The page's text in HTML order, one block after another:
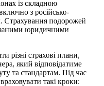
із складною
з російсько-
Страхування подорожей
юридичними
різні страхові плани,
який відповідатиме
та стандартам. Під час
такі кроки: